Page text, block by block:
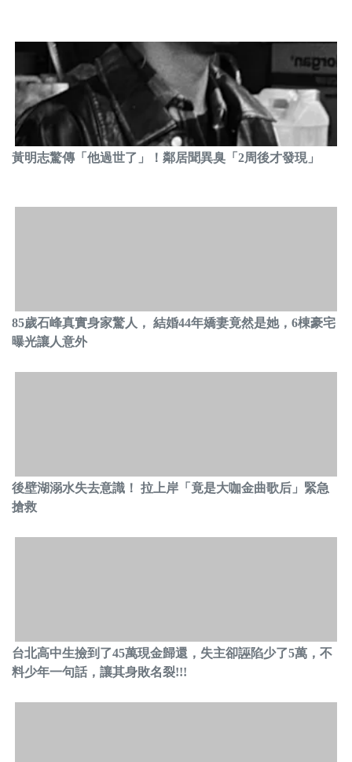
黃明志驚傳「他過世了」！鄰居聞異臭「2周後才發現」
85歲石峰真實身家驚人， 結婚44年嬌妻竟然是她，6棟豪宅
曝光讓人意外
後壁湖溺水失去意識！ 拉上岸「竟是大咖金曲歌后」緊急
搶救
台北高中生撿到了45萬現金歸還，失主卻誣陷少了5萬，不
料少年一句話，讓其身敗名裂!!!